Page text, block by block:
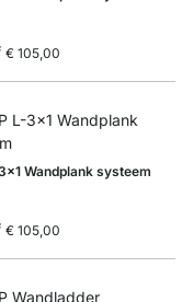
€ 105,00
Wandplank systeem
€ 105,00